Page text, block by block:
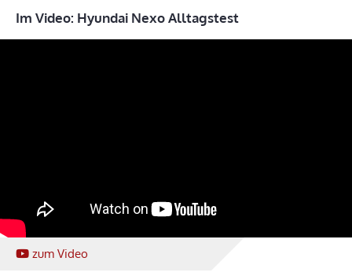
Im Video: Hyundai Nexo Alltagstest
zum Video